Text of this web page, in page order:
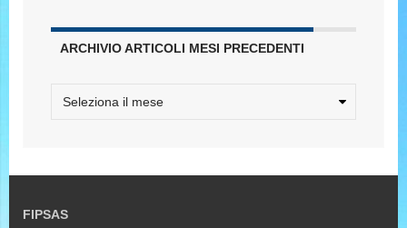
ARCHIVIO ARTICOLI MESI PRECEDENTI
FIPSAS